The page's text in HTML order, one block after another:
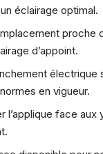
éclairage optimal.
proche
d’appoint.
électrique
en vigueur.
l’applique face